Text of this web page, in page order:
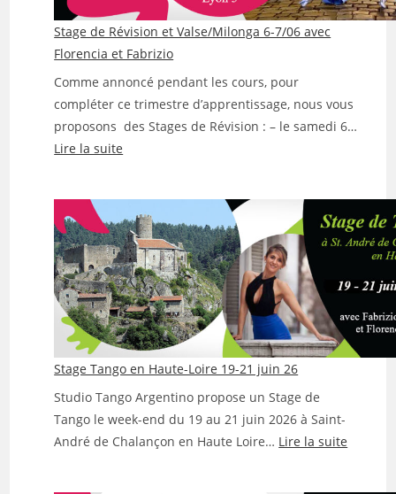
sept.
avec
et
Fabrizio
Stage de Révision et Valse/Milonga 6-7/06 avec
Florencia et Fabrizio
Comme annoncé pendant les cours, pour
compléter ce trimestre d’apprentissage, nous vous
proposons des Stages de Révision : – le samedi 6…
Lire la suite
Révision
et
Valse/Milonga
6-
7/06
avec
Florencia
et
Fabrizio
Stage Tango en Haute-Loire 19-21 juin 26
Studio Tango Argentino propose un Stage de
Tango le week-end du 19 au 21 juin 2026 à Saint-
André de Chalançon en Haute Loire… Lire la suite